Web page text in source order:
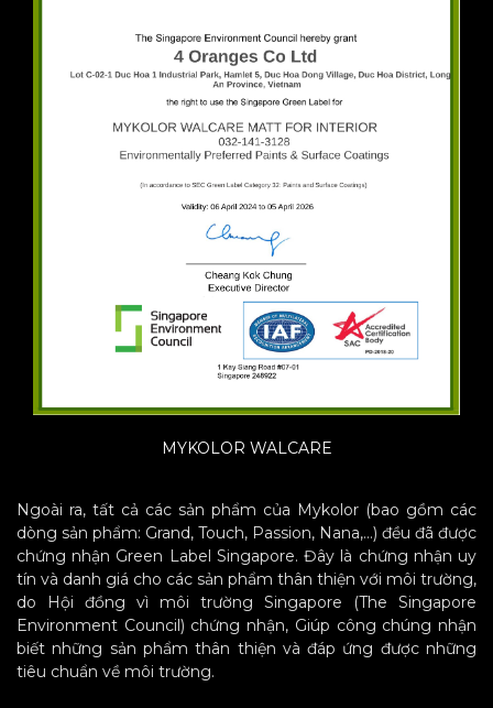
MYKOLOR WALCARE
Ngoài ra, tất cả các sản phẩm của Mykolor (bao gồm các
dòng sản phẩm: Grand, Touch, Passion, Nana,…) đều đã được
chứng nhận Green Label Singapore. Đây là chứng nhận uy
tín và danh giá cho các sản phẩm thân thiện với môi trường,
do Hội đồng vì môi trường Singapore (The Singapore
Environment Council) chứng nhận, Giúp công chúng nhận
biết những sản phẩm thân thiện và đáp ứng được những
tiêu chuẩn về môi trường.